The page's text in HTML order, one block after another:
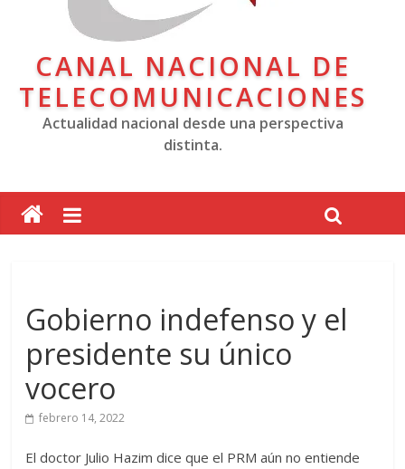
CANAL NACIONAL DE
TELECOMUNICACIONES
Actualidad nacional desde una perspectiva
distinta.
Gobierno indefenso y el
presidente su único
vocero
febrero 14, 2022
El doctor Julio Hazim dice que el PRM aún no entiende